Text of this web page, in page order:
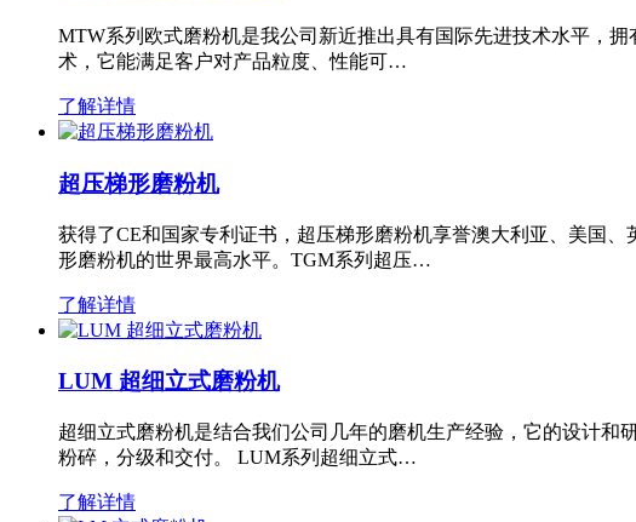
MTW系列欧式磨粉机是我公司新近推出具有国际先进技术水平，
术，它能满足客户对产品粒度、性能可…
了解详情
超压梯形磨粉机
获得了CE和国家专利证书，超压梯形磨粉机享誉澳大利亚、美国
形磨粉机的世界最高水平。TGM系列超压…
了解详情
LUM 超细立式磨粉机
超细立式磨粉机是结合我们公司几年的磨机生产经验，它的设计
粉碎，分级和交付。 LUM系列超细立式…
了解详情